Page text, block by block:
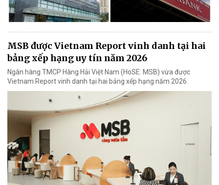
MSB được Vietnam Report vinh danh tại hai
bảng xếp hạng uy tín năm 2026
Ngân hàng TMCP Hàng Hải Việt Nam (HoSE: MSB) vừa được
Vietnam Report vinh danh tại hai bảng xếp hạng năm 2026.